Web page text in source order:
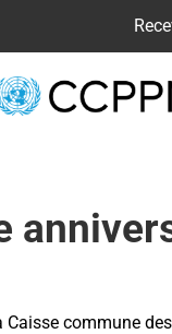
retour
Caisse commune